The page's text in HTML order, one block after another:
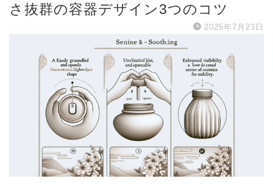
さ抜群の容器デザイン3つのコツ
2025年7月23日